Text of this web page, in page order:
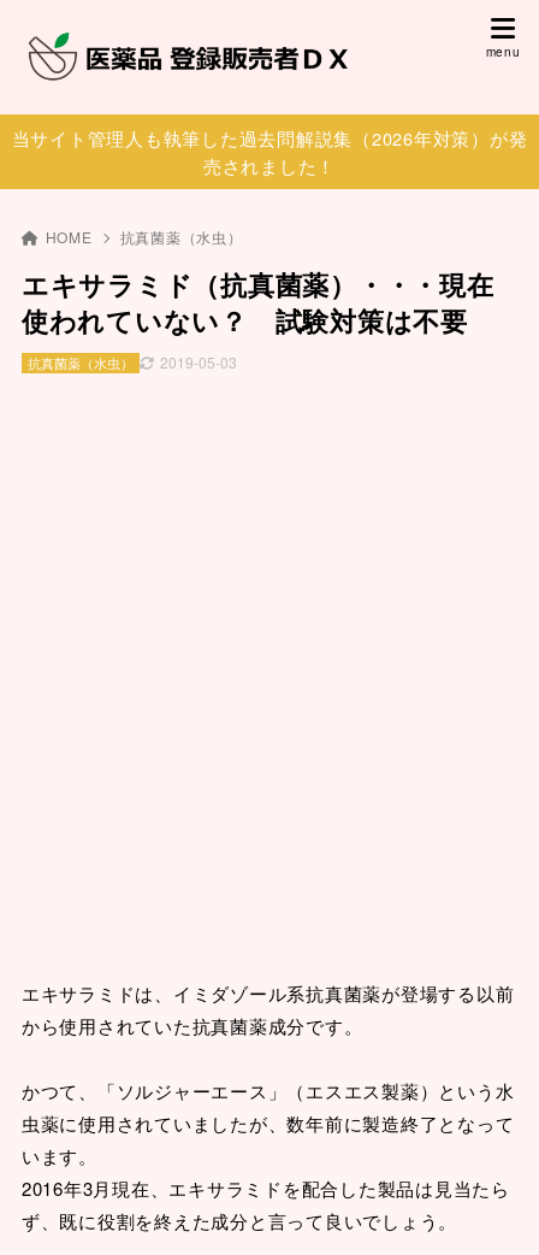
当サイト管理人も執筆した過去問解説集（2026年対策）が発
売されました！
HOME 抗真菌薬（水虫）
エキサラミド（抗真菌薬）・・・現在
使われていない？ 試験対策は不要
2019-05-03
抗真菌薬（水虫）
エキサラミドは、イミダゾール系抗真菌薬が登場する以前
から使用されていた抗真菌薬成分です。
かつて、「ソルジャーエース」（エスエス製薬）という水
虫薬に使用されていましたが、数年前に製造終了となって
います。
2016年3月現在、エキサラミドを配合した製品は見当たら
ず、既に役割を終えた成分と言って良いでしょう。